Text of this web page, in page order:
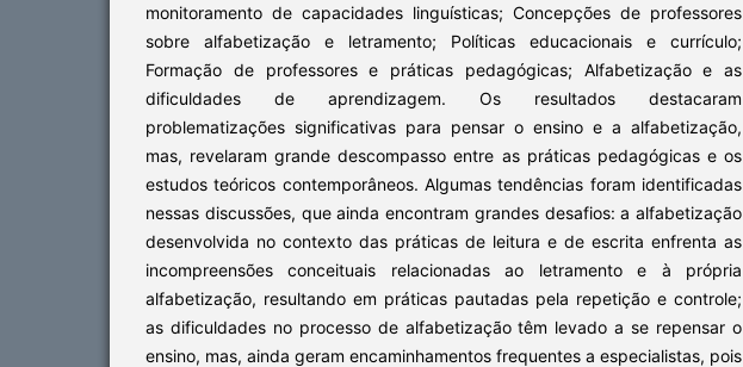
monitoramento de capacidades linguísticas; Concepções de professores
sobre alfabetização e letramento; Políticas educacionais e currículo;
Formação de professores e práticas pedagógicas; Alfabetização e as
dificuldades de aprendizagem. Os resultados destacaram
problematizações significativas para pensar o ensino e a alfabetização,
mas, revelaram grande descompasso entre as práticas pedagógicas e os
estudos teóricos contemporâneos. Algumas tendências foram identificadas
nessas discussões, que ainda encontram grandes desafios: a alfabetização
desenvolvida no contexto das práticas de leitura e de escrita enfrenta as
incompreensões conceituais relacionadas ao letramento e à própria
alfabetização, resultando em práticas pautadas pela repetição e controle;
as dificuldades no processo de alfabetização têm levado a se repensar o
ensino, mas, ainda geram encaminhamentos frequentes a especialistas, pois